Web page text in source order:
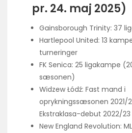
pr. 24. maj 2025)
Gainsborough Trinity: 37
Hartlepool United: 13
turneringer
FK Senica: 25 ligakampe
sæsonen)
Widzew Łódź: Fast mand i
oprykningssæsonen 2021/
Ekstraklasa-debut 2022/23
New England Revolution: